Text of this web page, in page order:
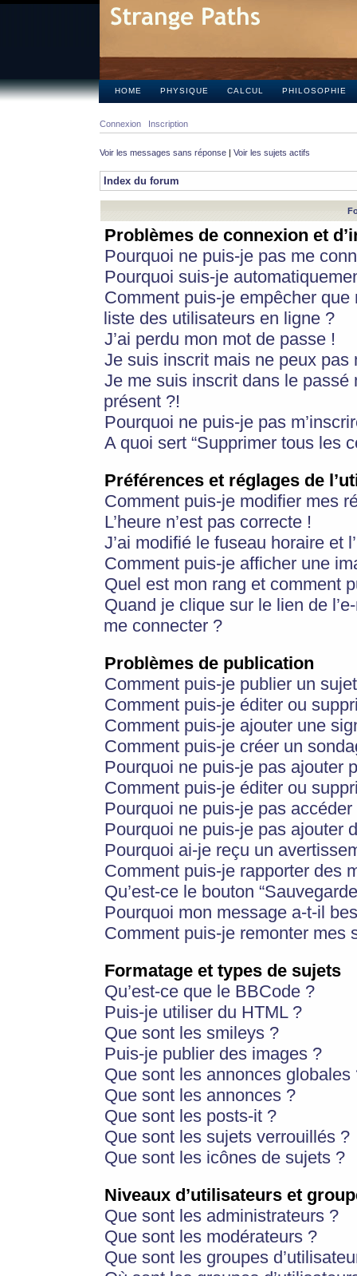
HOME PHYSIQUE CALCUL PHILOSOPHIE
Connexion Inscription
Voir les messages sans réponse | Voir les sujets actifs
Index du forum
Problèmes de connexion et
Pourquoi ne puis-je pas me
Pourquoi suis-je
Comment puis-je empêcher
liste des utilisateurs en ligne ?
J’ai perdu mon mot de passe !
Je suis inscrit mais ne peux pas
Je me suis inscrit dans le
présent ?!
Pourquoi ne puis-je pas
A quoi sert “Supprimer tous les
Préférences et réglages de
Comment puis-je modifier mes
L’heure n’est pas correcte !
J’ai modifié le fuseau horaire et
Comment puis-je afficher une
Quel est mon rang et comment
Quand je clique sur le lien de
me connecter ?
Problèmes de publication
Comment puis-je publier un
Comment puis-je éditer ou
Comment puis-je ajouter une
Comment puis-je créer un
Pourquoi ne puis-je pas ajouter
Comment puis-je éditer ou
Pourquoi ne puis-je pas
Pourquoi ne puis-je pas ajouter
Pourquoi ai-je reçu un
Comment puis-je rapporter des
Qu’est-ce le bouton
Pourquoi mon message a-t-il
Comment puis-je remonter mes
Formatage et types de sujets
Qu’est-ce que le BBCode ?
Puis-je utiliser du HTML ?
Que sont les smileys ?
Puis-je publier des images ?
Que sont les annonces globales
Que sont les annonces ?
Que sont les posts-it ?
Que sont les sujets verrouillés ?
Que sont les icônes de sujets ?
Niveaux d’utilisateurs et
Que sont les administrateurs ?
Que sont les modérateurs ?
Que sont les groupes